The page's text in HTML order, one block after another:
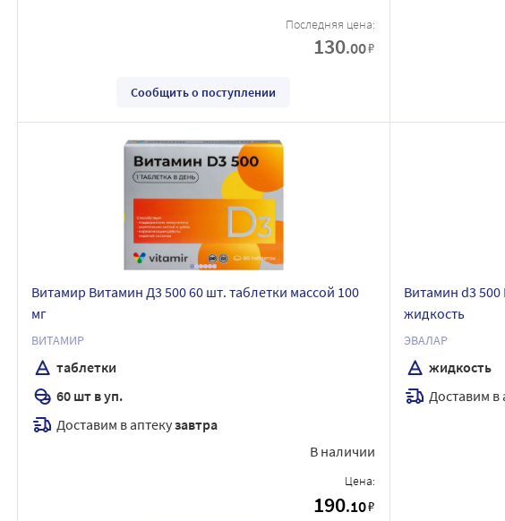
Последняя цена:
130.00₽
Сообщить о поступлении
Витамир Витамин Д3 500 60 шт. таблетки массой 100
мг
ВИТАМИР
таблетки
60 шт в уп.
Доставим в аптекузавтра
В наличии
Цена:
190.10₽
Витамин d3
жидкость
ЭВАЛАР
жидкость
Доставим в